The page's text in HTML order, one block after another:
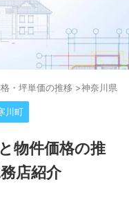
・坪単価の推移 >神奈川県
川町
物件価格の推
店紹介